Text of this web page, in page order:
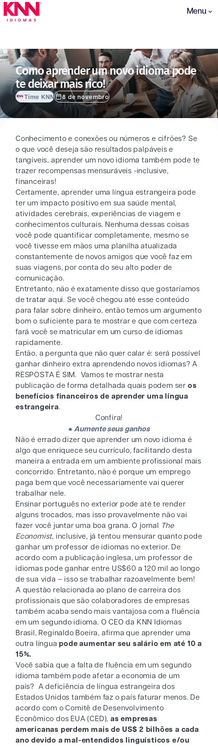
Menu
Como aprender um novo idioma pode
te deixar mais rico!
Time KNN 8 de novembro
Conhecimento e conexões ou números e cifrões? Se
o que você deseja são resultados palpáveis e
tangíveis, aprender um novo idioma também pode te
trazer recompensas mensuráveis -inclusive,
financeiras!
Certamente, aprender uma língua estrangeira pode
ter um impacto positivo em sua saúde mental,
atividades cerebrais, experiências de viagem e
conhecimentos culturais. Nenhuma dessas coisas
você pode quantificar completamente, mesmo se
você tivesse em mãos uma planilha atualizada
constantemente de novos amigos que você faz em
suas viagens, por conta do seu alto poder de
comunicação.
Entretanto, não é exatamente disso que gostaríamos
de tratar aqui. Se você chegou até esse conteúdo
para falar sobre dinheiro, então temos um argumento
bom o suficiente para te mostrar e que com certeza
fará você se matricular em um curso de idiomas
rapidamente.
Então, a pergunta que não quer calar é: será possível
ganhar dinheiro extra aprendendo novos idiomas? A
RESPOSTA É SIM. Vamos te mostrar nesta
publicação de forma detalhada quais podem ser os
benefícios financeiros de aprender uma língua
estrangeira.
Confira!
● Aumente seus ganhos
Não é errado dizer que aprender um novo idioma é
algo que enriquece seu currículo, facilitando desta
maneira a entrada em um ambiente profissional mais
concorrido. Entretanto, não é porque um emprego
paga bem que você necessariamente vai querer
trabalhar nele.
Ensinar português no exterior pode até te render
alguns trocados, mas isso provavelmente não vai
fazer você juntar uma boa grana. O jornal
The
Economist, inclusive, já tentou mensurar quanto pode
ganhar um professor de idiomas no exterior. De
acordo com a publicação inglesa, um professor de
idiomas pode ganhar entre US$60 a 120 mil ao longo
de sua vida – isso se trabalhar razoavelmente bem!
A questão relacionada ao plano de carreira dos
profissionais que são colaboradores de empresas
também acaba sendo mais vantajosa com a fluência
em um segundo idioma. O CEO da KNN Idiomas
Brasil, Reginaldo Boeira, afirma que aprender uma
outra línguapode aumentar seu salário em até 10 a
15%.
Você sabia que a falta de fluência em um segundo
idioma também pode afetar a economia de um
país? A deficiência de língua estrangeira dos
Estados Unidos também faz o país faturar menos. De
acordo com o Comitê de Desenvolvimento
Econômico dos EUA (CED),as empresas
americanas perdem mais de US$ 2 bilhões a cada
ano devido a mal-entendidos linguísticos e/ou